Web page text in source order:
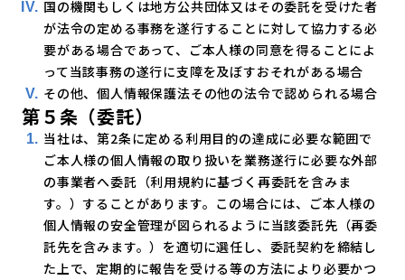
国の機関もしくは地方公共団体又はその委託を受けた者
が法令の定める事務を遂行することに対して協力する必
要がある場合であって、ご本人様の同意を得ることによ
って当該事務の遂行に支障を及ぼすおそれがある場合
その他、個人情報保護法その他の法令で認められる場合
第５条（委託）
当社は、第2条に定める利用目的の達成に必要な範囲で
ご本人様の個人情報の取り扱いを業務遂行に必要な外部
の事業者へ委託（利用規約に基づく再委託を含みま
す。）することがあります。この場合には、ご本人様の
個人情報の安全管理が図られるように当該委託先（再委
託先を含みます。）を適切に選任し、委託契約を締結し
た上で、定期的に報告を受ける等の方法により必要かつ